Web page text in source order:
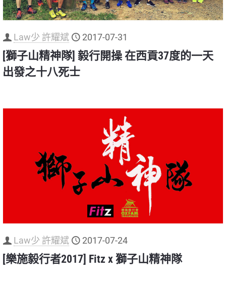
Law少 許耀斌 2017-07-31
[獅子山精神隊] 毅行開操 在西貢37度的一天
出發之十八死士
Law少 許耀斌 2017-07-24
[樂施毅行者2017] Fitz x 獅子山精神隊